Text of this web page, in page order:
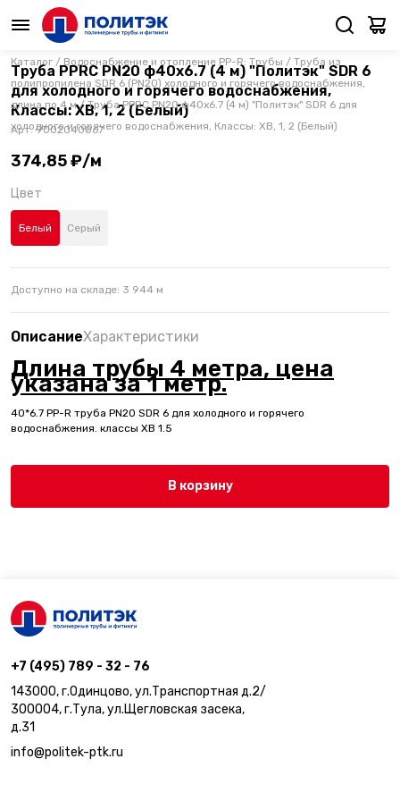
Каталог / Водоснабжение и отопление PP-R: Трубы / Труба из
полипропилена SDR 6 (PN20) холодного и горячего водоснабжения,
длина по 4 м /Труба PPRC PN20 ф40х6.7 (4 м) "Политэк" SDR 6 для
холодного и горячего водоснабжения, Классы: ХВ, 1, 2 (Белый)
Труба PPRC PN20 ф40х6.7 (4 м) "Политэк" SDR 6
для холодного и горячего водоснабжения,
Классы: ХВ, 1, 2 (Белый)
Арт.9002040067
374,85 ₽/м
Цвет
Белый Серый
Доступно на складе: 3 944 м
ОписаниеХарактеристики
Длина трубы 4 метра, цена
указана за 1 метр.
40*6.7 PP-R труба PN20 SDR 6 для холодного и горячего
водоснабжения. классы ХВ 1.5
В корзину
+7 (495) 789 - 32 - 76
143000, г.Одинцово, ул.Транспортная д.2/
300004, г.Тула, ул.Щегловская засека,
д.31
info@politek-ptk.ru